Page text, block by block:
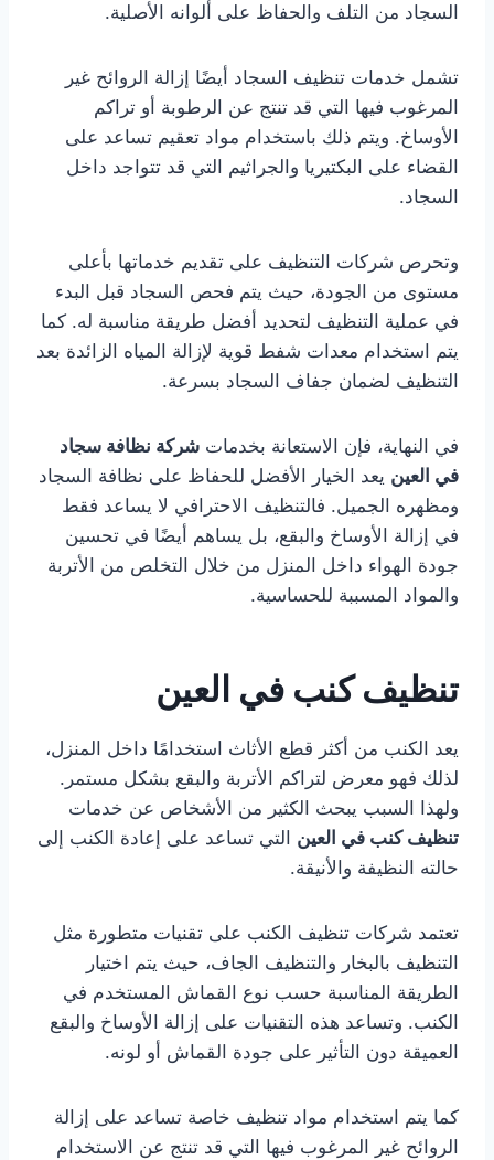
السجاد من التلف والحفاظ على ألوانه الأصلية.
تشمل خدمات تنظيف السجاد أيضًا إزالة الروائح غير
المرغوب فيها التي قد تنتج عن الرطوبة أو تراكم
الأوساخ. ويتم ذلك باستخدام مواد تعقيم تساعد على
القضاء على البكتيريا والجراثيم التي قد تتواجد داخل
السجاد.
وتحرص شركات التنظيف على تقديم خدماتها بأعلى
مستوى من الجودة، حيث يتم فحص السجاد قبل البدء
في عملية التنظيف لتحديد أفضل طريقة مناسبة له. كما
يتم استخدام معدات شفط قوية لإزالة المياه الزائدة بعد
التنظيف لضمان جفاف السجاد بسرعة.
في النهاية، فإن الاستعانة بخدمات شركة نظافة سجاد
في العين يعد الخيار الأفضل للحفاظ على نظافة السجاد
ومظهره الجميل. فالتنظيف الاحترافي لا يساعد فقط
في إزالة الأوساخ والبقع، بل يساهم أيضًا في تحسين
جودة الهواء داخل المنزل من خلال التخلص من الأتربة
والمواد المسببة للحساسية.
تنظيف كنب في العين
يعد الكنب من أكثر قطع الأثاث استخدامًا داخل المنزل،
لذلك فهو معرض لتراكم الأتربة والبقع بشكل مستمر.
ولهذا السبب يبحث الكثير من الأشخاص عن خدمات
تنظيف كنب في العين التي تساعد على إعادة الكنب إلى
حالته النظيفة والأنيقة.
تعتمد شركات تنظيف الكنب على تقنيات متطورة مثل
التنظيف بالبخار والتنظيف الجاف، حيث يتم اختيار
الطريقة المناسبة حسب نوع القماش المستخدم في
الكنب. وتساعد هذه التقنيات على إزالة الأوساخ والبقع
العميقة دون التأثير على جودة القماش أو لونه.
كما يتم استخدام مواد تنظيف خاصة تساعد على إزالة
الروائح غير المرغوب فيها التي قد تنتج عن الاستخدام